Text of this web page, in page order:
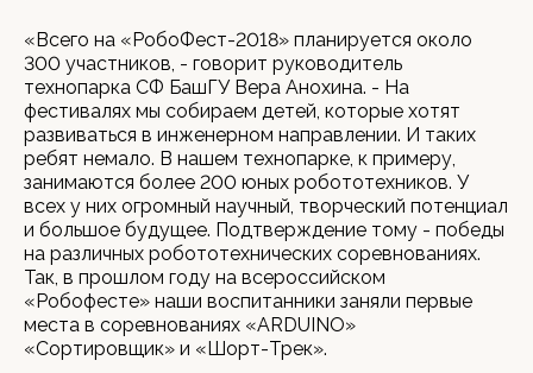
«Всего на «РобоФест-2018» планируется около
300 участников, - говорит руководитель
технопарка СФ БашГУ Вера Анохина. - На
фестивалях мы собираем детей, которые хотят
развиваться в инженерном направлении. И таких
ребят немало. В нашем технопарке, к примеру,
занимаются более 200 юных робототехников. У
всех у них огромный научный, творческий потенциал
и большое будущее. Подтверждение тому - победы
на различных робототехнических соревнованиях.
Так, в прошлом году на всероссийском
«Робофесте» наши воспитанники заняли первые
места в соревнованиях «ARDUINO»
«Сортировщик» и «Шорт-Трек».